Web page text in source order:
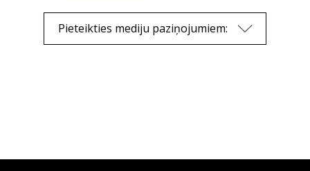
Pieteikties mediju paziņojumiem: